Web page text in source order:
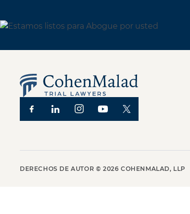
DERECHOS DE AUTOR ©2026 COHENMALAD, LLP